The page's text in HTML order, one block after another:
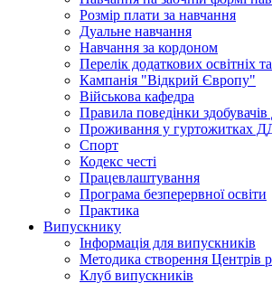
Розмір плати за навчання
Дуальне навчання
Навчання за кордоном
Перелік додаткових освітніх
Кампанія "Відкрий Європу"
Військова кафедра
Правила поведінки
Проживання у гуртожитках
Спорт
Кодекс честі
Працевлаштування
Програма безперервної освіти
Практика
Випускнику
Інформація для випускників
Методика створення Центрів
Клуб випускників